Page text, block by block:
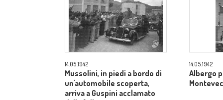
14.05.1942
Mussolini, in piedi a bordo di
un'automobile scoperta,
arriva a Guspini acclamato
14.05.1942
Albergo